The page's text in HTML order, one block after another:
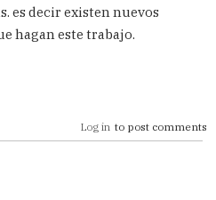
es decir existen nuevos
hagan este trabajo.
Log in to post comments